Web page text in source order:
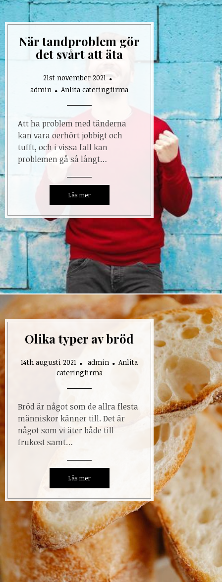
När tandproblem gör
det svårt att äta
21st november 2021
admin
Anlita cateringfirma
Att ha problem med tänderna
kan vara oerhört jobbigt och
tufft, och i vissa fall kan
problemen gå så långt…
Olika typer av bröd
14th augusti 2021 admin
Anlita
cateringfirma
Bröd är något som de allra flesta
människor känner till. Det är
något som vi äter både till
frukost samt…